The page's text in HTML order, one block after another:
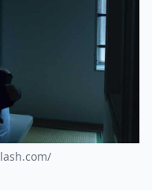
lash.com/